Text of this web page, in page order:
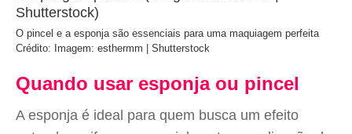
O pincel e a esponja são essenciais para uma maquiagem perfeita
Crédito: Imagem: esthermm | Shutterstock
Quando usar esponja ou pincel
A esponja é ideal para quem busca um efeito